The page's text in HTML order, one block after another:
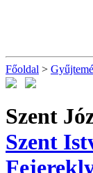
Főoldal >
Szent
Szent